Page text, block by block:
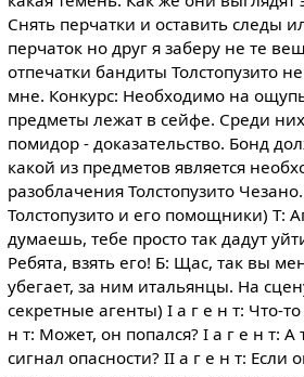
Снять перчатки и оставить следы
перчаток но друг я заберу не те
отпечатки бандиты Толстопузито
мне. Конкурс: Необходимо на
предметы лежат в сейфе. Среди
помидор - доказательство. Бонд
какой из предметов является
разоблачения Толстопузито
Толстопузито и его помощники) Т:
думаешь, тебе просто так дадут
Ребята, взять его! Б: Щас, так вы
убегает, за ним итальянцы. На
секретные агенты) I а г е н т: Что-
н т: Может, он попался? I а г е н т:
сигнал опасности? II а г е н т: Если